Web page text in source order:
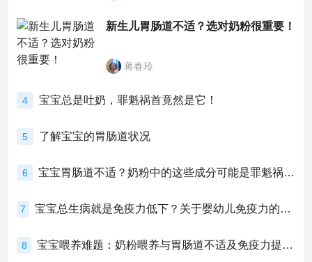
新生儿胃肠道不适？选对奶粉很重要！
蒋春玲
4 宝宝总是吐奶，罪魁祸首竟然是它！
5 了解宝宝的胃肠道状况
6 宝宝胃肠道不适？奶粉中的这些成分可能是罪魁祸首！
7 宝宝总生病就是免疫力低下？关于婴幼儿免疫力的真相，家长必须了解！
8 宝宝喂养难题：奶粉喂养与胃肠道不适及免疫力提升的奥秘